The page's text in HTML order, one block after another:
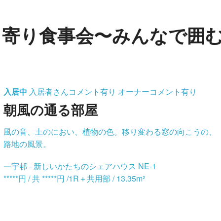
り食事会〜みんなで囲
入居中 入居者さんコメント有り オーナーコメント有り
朝風の通る部屋
風の音、土のにおい、植物の色。移り変わる窓の向こうの、
路地の風景。
一宇邨 - 新しいかたちのシェアハウス NE-1
*****円 / 共 *****円 /1R＋共用部 / 13.35m²